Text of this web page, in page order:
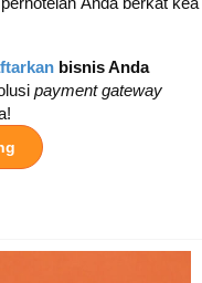
bisnis Anda
payment gateway